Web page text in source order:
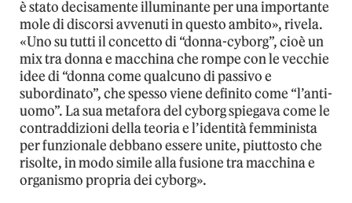
è stato decisamente illuminante per una importante
mole di discorsi avvenuti in questo ambito», rivela.
«Uno su tutti il concetto di “donna-cyborg”, cioè un
mix tra donna e macchina che rompe con le vecchie
idee di “donna come qualcuno di passivo e
subordinato”, che spesso viene definito come “l’anti-
uomo”. La sua metafora del cyborg spiegava come le
contraddizioni della teoria e l’identità femminista
per funzionale debbano essere unite, piuttosto che
risolte, in modo simile alla fusione tra macchina e
organismo propria dei cyborg».